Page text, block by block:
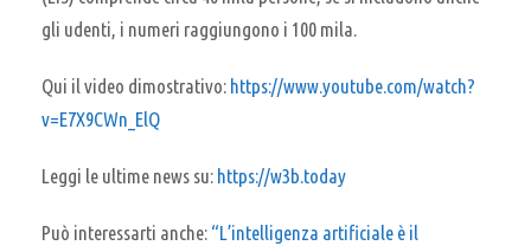
gli udenti, i numeri raggiungono i 100 mila.
Qui il video dimostrativo: https://www.youtube.com/watch?
v=E7X9CWn_ElQ
Leggi le ultime news su: https://w3b.today
Può interessarti anche: “L’intelligenza artificiale è il